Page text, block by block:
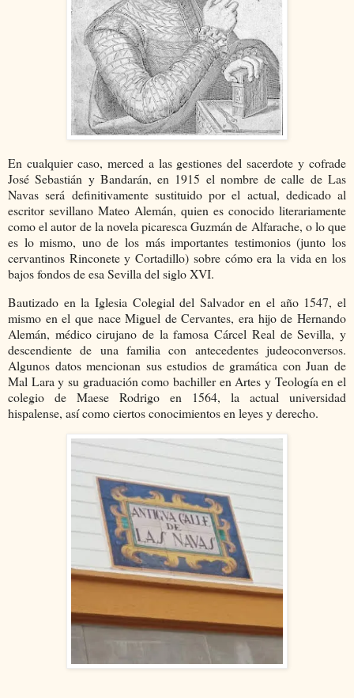
En cualquier caso, merced a las gestiones del sacerdote y cofrade
José Sebastián y Bandarán, en 1915 el nombre de calle de Las
Navas será definitivamente sustituido por el actual, dedicado al
escritor sevillano Mateo Alemán, quien es conocido literariamente
como el autor de la novela picaresca Guzmán de Alfarache, o lo que
es lo mismo, uno de los más importantes testimonios (junto los
cervantinos Rinconete y Cortadillo) sobre cómo era la vida en los
bajos fondos de esa Sevilla del siglo XVI.
Bautizado en la Iglesia Colegial del Salvador en el año 1547, el
mismo en el que nace Miguel de Cervantes, era hijo de Hernando
Alemán, médico cirujano de la famosa Cárcel Real de Sevilla, y
descendiente de una familia con antecedentes judeoconversos.
Algunos datos mencionan sus estudios de gramática con Juan de
Mal Lara y su graduación como bachiller en Artes y Teología en el
colegio de Maese Rodrigo en 1564, la actual universidad
hispalense, así como ciertos conocimientos en leyes y derecho.